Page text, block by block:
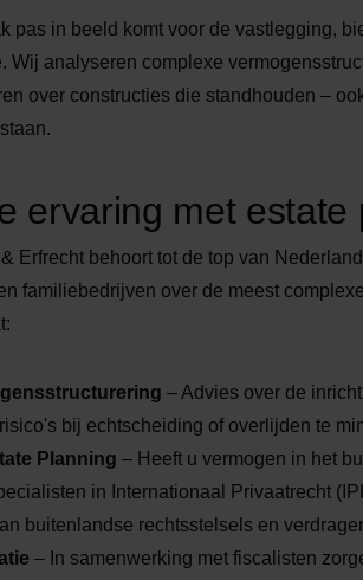
pas in beeld komt voor de vastlegging,
Wij analyseren complexe
over constructies die standhouden –
ervaring met estate
Erfrecht behoort tot de top van
familiebedrijven over de meest
– Advies over de
bij echtscheiding of overlijden te
Planning – Heeft u vermogen in het
in Internationaal Privaatrecht
buitenlandse rechtsstelsels en
– In samenwerking met fiscalisten